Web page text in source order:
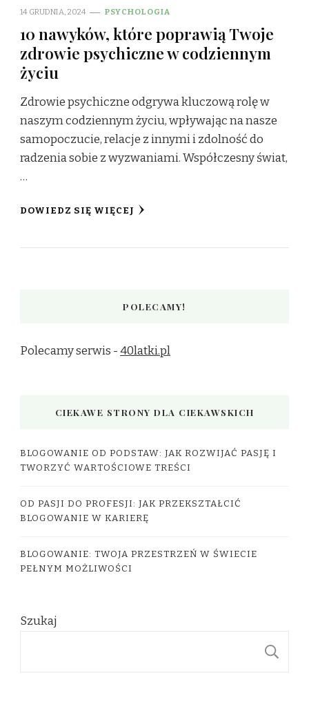
14 GRUDNIA, 2024 PSYCHOLOGIA
10 nawyków, które poprawią Twoje
zdrowie psychiczne w codziennym
życiu
Zdrowie psychiczne odgrywa kluczową rolę w
naszym codziennym życiu, wpływając na nasze
samopoczucie, relacje z innymi i zdolność do
radzenia sobie z wyzwaniami. Współczesny świat,
…
DOWIEDZ SIĘ WIĘCEJ
POLECAMY!
Polecamy serwis -40latki.pl
CIEKAWE STRONY DLA CIEKAWSKICH
BLOGOWANIE OD PODSTAW: JAK ROZWIJAĆ PASJĘ I
TWORZYĆ WARTOŚCIOWE TREŚCI
OD PASJI DO PROFESJI: JAK PRZEKSZTAŁCIĆ
BLOGOWANIE W KARIERĘ
BLOGOWANIE: TWOJA PRZESTRZEŃ W ŚWIECIE
PEŁNYM MOŻLIWOŚCI
Szukaj